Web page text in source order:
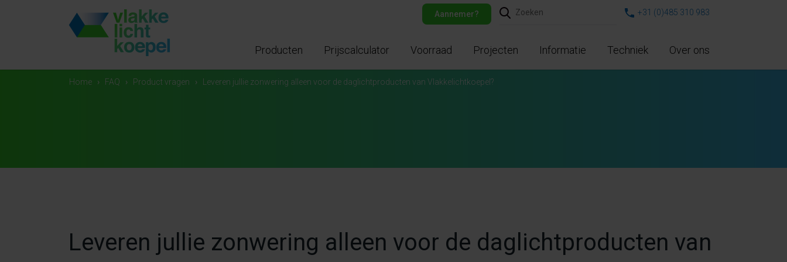
Aannemer? +31 (0)485 310 983
Producten Prijscalculator Voorraad Projecten Informatie Techniek Over ons
Home › FAQ › Product vragen › Leveren jullie zonwering alleen voor de daglichtproducten van Vlakkelichtkoepel?
Leveren jullie zonwering alleen voor de daglichtproducten van